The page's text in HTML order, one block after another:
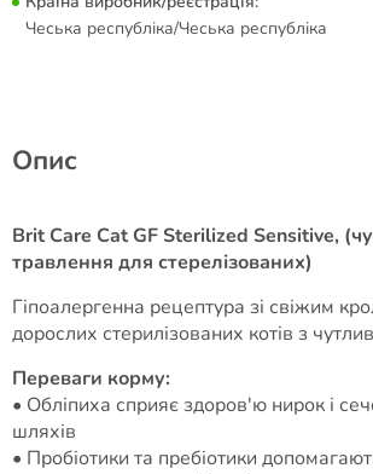
Чеська республіка/Чеська республіка
Опис
Brit Care Cat GF Sterilized Sensitive,
травлення для стерелізованих)
Гіпоалергенна рецептура зі свіжим
дорослих стерилізованих котів з
Переваги корму:
• Обліпиха сприяє здоров'ю нирок і
шляхів
• Пробіотики та пребіотики